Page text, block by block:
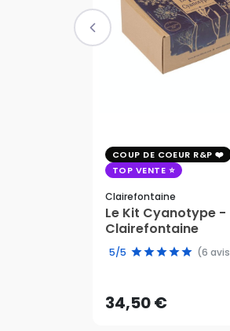
COUP DE COEUR R&P
TOP VENTE
Clairefontaine
Le Kit Cyanotype -
Clairefontaine
5/5 (6
34,50 €
34,50 €
AJOUTER AU